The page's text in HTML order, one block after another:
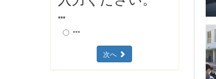
***
***
次へ